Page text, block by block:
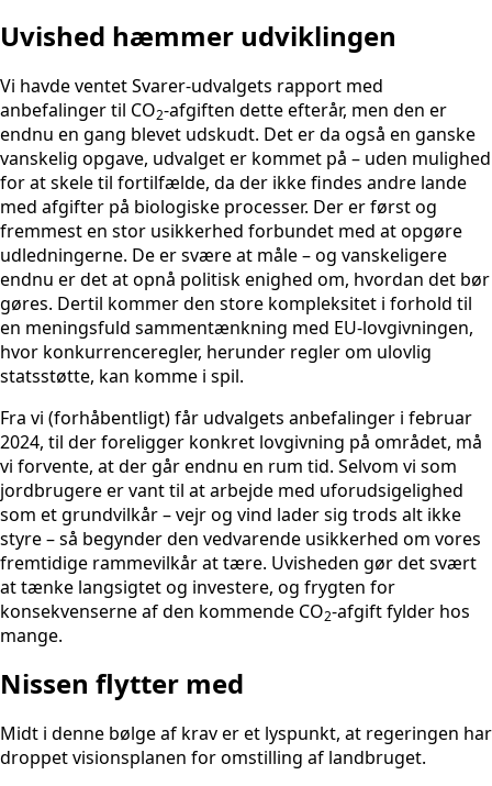
Uvished hæmmer udviklingen
Vi havde ventet Svarer-udvalgets rapport med
anbefalinger til CO2-afgiften dette efterår, men den er
endnu en gang blevet udskudt. Det er da også en ganske
vanskelig opgave, udvalget er kommet på – uden mulighed
for at skele til fortilfælde, da der ikke findes andre lande
med afgifter på biologiske processer. Der er først og
fremmest en stor usikkerhed forbundet med at opgøre
udledningerne. De er svære at måle – og vanskeligere
endnu er det at opnå politisk enighed om, hvordan det bør
gøres. Dertil kommer den store kompleksitet i forhold til
en meningsfuld sammentænkning med EU-lovgivningen,
hvor konkurrenceregler, herunder regler om ulovlig
statsstøtte, kan komme i spil.
Fra vi (forhåbentligt) får udvalgets anbefalinger i februar
2024, til der foreligger konkret lovgivning på området, må
vi forvente, at der går endnu en rum tid. Selvom vi som
jordbrugere er vant til at arbejde med uforudsigelighed
som et grundvilkår – vejr og vind lader sig trods alt ikke
styre – så begynder den vedvarende usikkerhed om vores
fremtidige rammevilkår at tære. Uvisheden gør det svært
at tænke langsigtet og investere, og frygten for
konsekvenserne af den kommende CO2-afgift fylder hos
mange.
Nissen flytter med
Midt i denne bølge af krav er et lyspunkt, at regeringen har
droppet visionsplanen for omstilling af landbruget.